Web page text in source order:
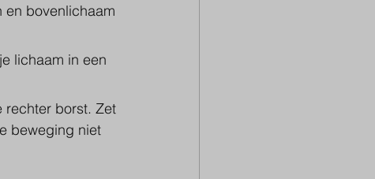
bovenlichaam
lichaam in een
rechter borst. Zet
beweging niet